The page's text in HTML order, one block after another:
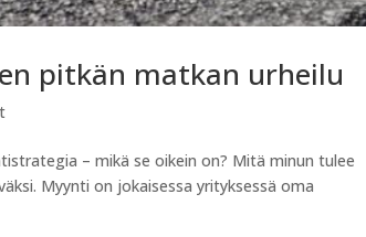
pitkän matkan urheilu
– mikä se oikein on? Mitä minun tulee
Myynti on jokaisessa yrityksessä oma